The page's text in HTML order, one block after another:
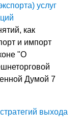
услуг
как
и импорт
"О
Думой 7
выхода